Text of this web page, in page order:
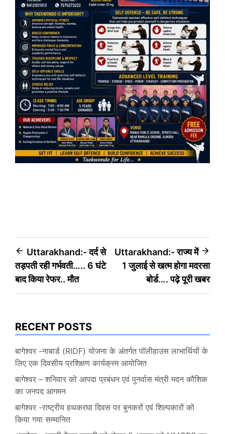
Post
navigation
Uttarakhand:- दर्द से
तड़पती रही गर्भवती….. 6 घंटे
बाद किया रेफर.. मौत
Uttarakhand:- राज्य में
1 जुलाई से खत्म होगा मदरसा
बोर्ड…. पढ़े पूरी खबर
RECENT POSTS
बागेश्वर -नाबार्ड (RIDF) योजना के अंतर्गत पॉलीहाउस लाभार्थियों के
लिए एक दिवसीय प्रशिक्षण कार्यक्रम आयोजित
बागेश्वर – शनिवार को आपदा प्रबंधन एवं पुनर्वास मंत्री मदन कौशिक
का जनपद आगमन
बागेश्वर -राष्ट्रीय हथकरघा दिवस पर बुनकरों एवं शिल्पकारों को
किया गया सम्मानित